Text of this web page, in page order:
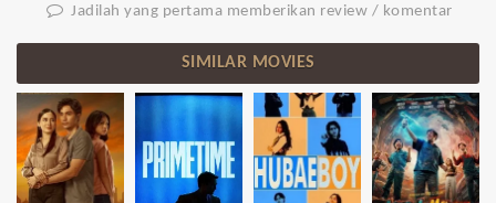
Jadilah yang pertama memberikan review / komentar
SIMILAR MOVIES